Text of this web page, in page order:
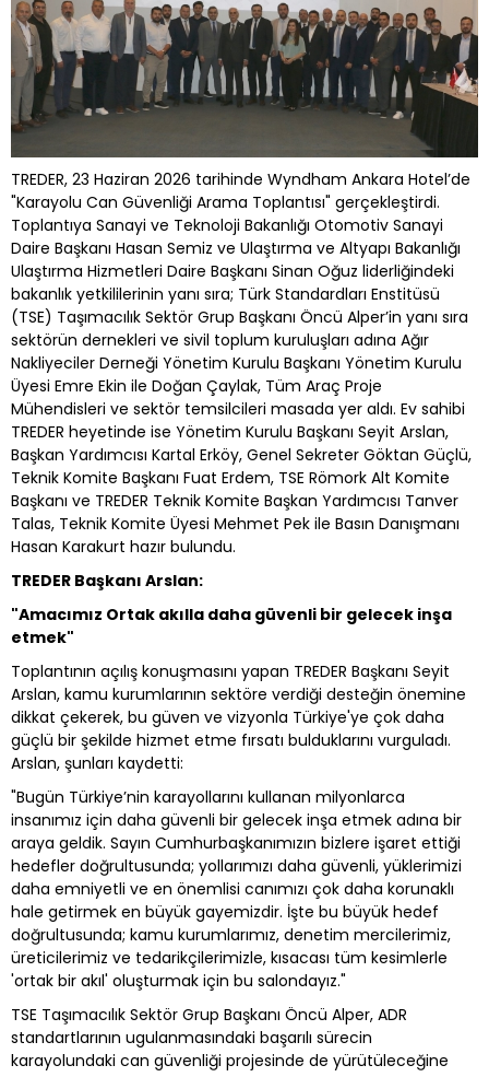
TREDER, 23 Haziran 2026 tarihinde Wyndham Ankara Hotel’de
"Karayolu Can Güvenliği Arama Toplantısı" gerçekleştirdi.
Toplantıya Sanayi ve Teknoloji Bakanlığı Otomotiv Sanayi
Daire Başkanı Hasan Semiz ve Ulaştırma ve Altyapı Bakanlığı
Ulaştırma Hizmetleri Daire Başkanı Sinan Oğuz liderliğindeki
bakanlık yetkililerinin yanı sıra; Türk Standardları Enstitüsü
(TSE) Taşımacılık Sektör Grup Başkanı Öncü Alper’in yanı sıra
sektörün dernekleri ve sivil toplum kuruluşları adına Ağır
Nakliyeciler Derneği Yönetim Kurulu Başkanı Yönetim Kurulu
Üyesi Emre Ekin ile Doğan Çaylak, Tüm Araç Proje
Mühendisleri ve sektör temsilcileri masada yer aldı. Ev sahibi
TREDER heyetinde ise Yönetim Kurulu Başkanı Seyit Arslan,
Başkan Yardımcısı Kartal Erköy, Genel Sekreter Göktan Güçlü,
Teknik Komite Başkanı Fuat Erdem, TSE Römork Alt Komite
Başkanı ve TREDER Teknik Komite Başkan Yardımcısı Tanver
Talas, Teknik Komite Üyesi Mehmet Pek ile Basın Danışmanı
Hasan Karakurt hazır bulundu.
TREDER Başkanı Arslan:
"Amacımız Ortak akılla daha güvenli bir gelecek inşa
etmek"
Toplantının açılış konuşmasını yapan TREDER Başkanı Seyit
Arslan, kamu kurumlarının sektöre verdiği desteğin önemine
dikkat çekerek, bu güven ve vizyonla Türkiye'ye çok daha
güçlü bir şekilde hizmet etme fırsatı bulduklarını vurguladı.
Arslan, şunları kaydetti:
"Bugün Türkiye’nin karayollarını kullanan milyonlarca
insanımız için daha güvenli bir gelecek inşa etmek adına bir
araya geldik. Sayın Cumhurbaşkanımızın bizlere işaret ettiği
hedefler doğrultusunda; yollarımızı daha güvenli, yüklerimizi
daha emniyetli ve en önemlisi canımızı çok daha korunaklı
hale getirmek en büyük gayemizdir. İşte bu büyük hedef
doğrultusunda; kamu kurumlarımız, denetim mercilerimiz,
üreticilerimiz ve tedarikçilerimizle, kısacası tüm kesimlerle
'ortak bir akıl' oluşturmak için bu salondayız."
TSE Taşımacılık Sektör Grup Başkanı Öncü Alper, ADR
standartlarının ugulanmasındaki başarılı sürecin
karayolundaki can güvenliği projesinde de yürütüleceğine